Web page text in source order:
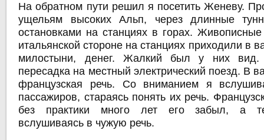
На обратном пути решил я посетить Женеву.
ущельям высоких Альп, через длинные
остановками на станциях в горах.
итальянской стороне на станциях приходили в
милостыни, денег. Жалкий был у них
пересадка на местный электрический поезд. В
французская речь. Со вниманием я
пассажиров, стараясь понять их речь.
без практики много лет его забыл, а
вслушиваясь в чужую речь.